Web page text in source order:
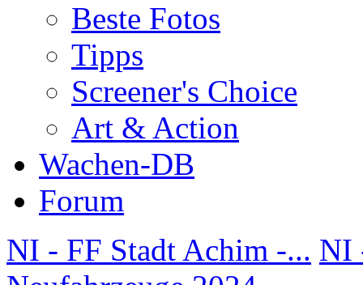
Beste Fotos
Tipps
Screener's Choice
Art & Action
Wachen-DB
Forum
NI - FF Stadt Achim -... NI